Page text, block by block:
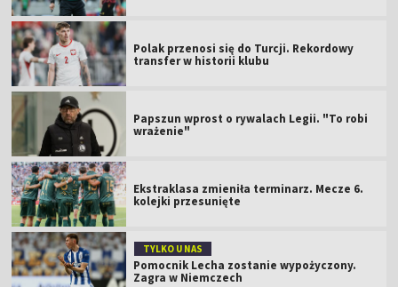
Polak przenosi się do Turcji. Rekordowy
transfer w historii klubu
Papszun wprost o rywalach Legii. "To robi
wrażenie"
Ekstraklasa zmieniła terminarz. Mecze 6.
kolejki przesunięte
TYLKO U NAS
Pomocnik Lecha zostanie wypożyczony.
Zagra w Niemczech